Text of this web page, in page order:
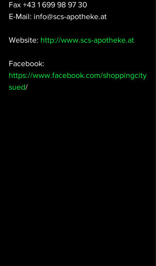
Fax +43 1 699 98 97 30
E-Mail: info@scs-apotheke.at
Website: http://www.scs-apotheke.at
Facebook:
https://www.facebook.com/shoppingcity
sued/